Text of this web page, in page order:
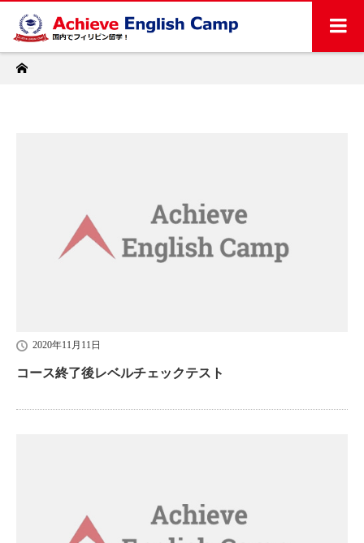
2020年11月11日
コース終了後レベルチェックテスト